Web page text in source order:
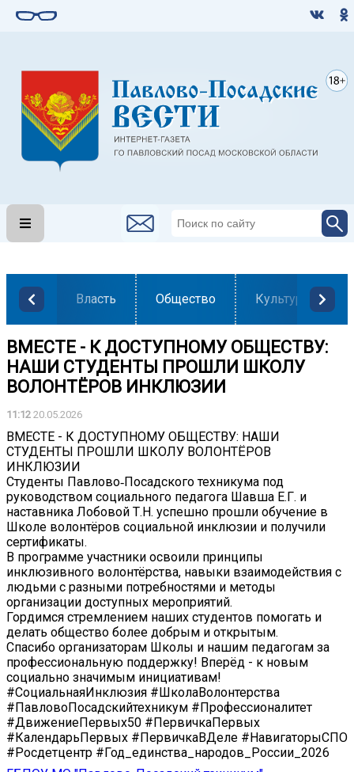
Власть Общество Культура
ВМЕСТЕ - К ДОСТУПНОМУ ОБЩЕСТВУ:
НАШИ СТУДЕНТЫ ПРОШЛИ ШКОЛУ
ВОЛОНТЁРОВ ИНКЛЮЗИИ
11:12 20.05.2026
ВМЕСТЕ - К ДОСТУПНОМУ ОБЩЕСТВУ: НАШИ
СТУДЕНТЫ ПРОШЛИ ШКОЛУ ВОЛОНТЁРОВ
ИНКЛЮЗИИ
Студенты Павлово‑Посадского техникума под
руководством социального педагога Шавша Е.Г. и
наставника Лобовой Т.Н. успешно прошли обучение в
Школе волонтёров социальной инклюзии и получили
сертификаты.
В программе участники освоили принципы
инклюзивного волонтёрства, навыки взаимодействия с
людьми с разными потребностями и методы
организации доступных мероприятий.
Гордимся стремлением наших студентов помогать и
делать общество более добрым и открытым.
Спасибо организаторам Школы и нашим педагогам за
профессиональную поддержку! Вперёд - к новым
социально значимым инициативам!
#СоциальнаяИнклюзия #ШколаВолонтерства
#ПавловоПосадскийтехникум #Профессионалитет
#ДвижениеПервых50 #ПервичкаПервых
#КалендарьПервых #ПервичкаВДеле #НавигаторыСПО
#Росдетцентр #Год_единства_народов_России_2026